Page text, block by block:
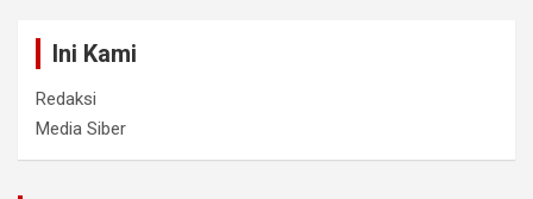
Ini Kami
Redaksi
Media Siber